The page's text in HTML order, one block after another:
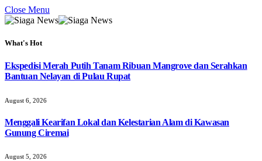
Close Menu
What's Hot
Ekspedisi Merah Putih Tanam Ribuan Mangrove dan Serahkan
Bantuan Nelayan di Pulau Rupat
August 6, 2026
Menggali Kearifan Lokal dan Kelestarian Alam di Kawasan
Gunung Ciremai
August 5, 2026